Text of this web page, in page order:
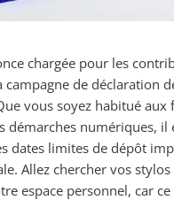
chargée pour les
campagne de déclaration
vous soyez habitué
démarches numériques, il
dates limites de dépôt
Allez chercher vos stylos
espace personnel, car